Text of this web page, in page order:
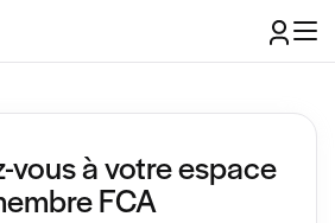
vous à votre espace
FCA